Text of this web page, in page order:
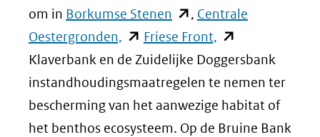
(verwijst
naar
een
andere
website)
(verwijst
een
andere
website)
venster)
(verwijst
naar
een
andere
website)
naar
een
andere
website)
in
nieuw
venster)
(verwijst
naar
een
om in Borkumse Stenen (opent
in
nieuw
venster)
(verwijst
naar
, Centrale
Oestergronden, (opent
in
nieuw
venster)
(verwijst
Friese Front, (opent
in
nieuw
venster)
(verwijst
Klaverbank en de Zuidelijke Doggersbank
instandhoudingsmaatregelen te nemen ter
bescherming van het aanwezige habitat of
het benthos ecosysteem. Op de Bruine Bank